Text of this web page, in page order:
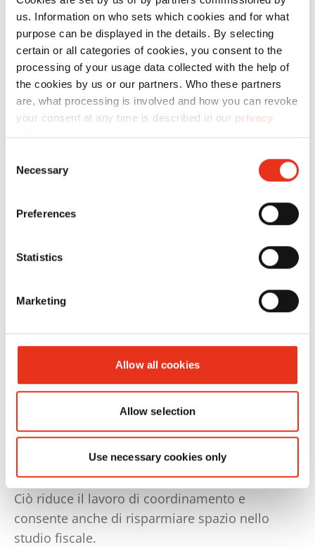
us. Information on who sets which cookies and for what
purpose can be displayed in the details. By selecting
certain or all categories of cookies, you consent to the
processing of your usage data collected with the help of
the cookies by us or our partners. Who these partners
are, what processing is involved and how you can revoke
your consent at any time is described in our privacy
policy.
Selection
Necessary
Preferences
Statistics
Marketing
Allow all cookies
Allow selection
Use necessary cookies only
Passo 3: Distrugga direttamente
nello studio fiscale i documenti che
Dal punto di vista della protezione dei dati, i
fascicoli dei clienti che non sono più necessari
non dovrebbero rimanere inutilmente nello
studio fiscale prima della loro distruzione.
Meno persone hanno accesso interno a tali dati,
meglio è. Inoltre, esiste il rischio che i fascicoli
causa di malintesi.
Per i consulenti fiscali è quindi consigliabile
ogni ufficio. In questo modo, i documenti
contenenti informazioni sensibili possono
essere distrutti immediatamente sul posto in
conformità alle norme sulla protezione dei dati.
Ciò riduce il lavoro di coordinamento e
consente anche di risparmiare spazio nello
studio fiscale.